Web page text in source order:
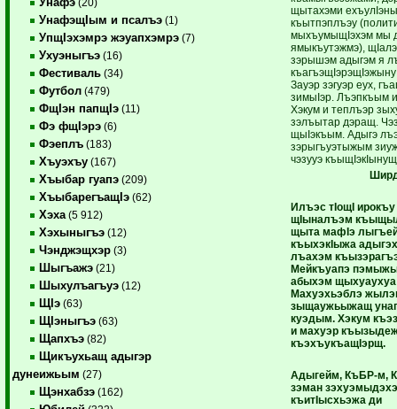
(20)
УнафэщIым и псалъэ (1)
УпщIэхэмрэ жэуапхэмрэ (7)
Ухуэныгъэ (16)
Фестиваль (34)
Футбол (479)
ФщIэн папщIэ (11)
Фэ фщIэрэ (6)
Фэеплъ (183)
Хъуэхъу (167)
Хъыбар гуапэ (209)
ХъыбарегъащIэ (62)
Хэха (5 912)
Хэхыныгъэ (12)
Чэнджэщхэр (3)
Шыгъажэ (21)
Шыхулъагъуэ (12)
ЩIэ (63)
ЩIэныгъэ (63)
Щапхъэ (82)
Щикъухьащ адыгэр
дунеижьым (27)
Щэнхабзэ (162)
щытахэми
къытпэплъэу
мыхъумыщIэхэм мы
ямыкъутэжмэ),
зэрышэм адыгэм я
Зауэр зэгуэр еух,
зимыIэр. Лъэпкъым
Хэкум и теплъэр
зэлъытар дэращ.
щыIэкъым. Адыгэ
зэрыгъуэтыжым
чэзууэ
Илъэс тIощI ирокъу
щIыналъэм
щыта мафIэ
къыхэкIыжа
лъахэм
Мейкъуапэ
абыхэм щыхуаухуа
Махуэхьэблэ
зыщаужьыжащ
куэдым. Хэкум
и махуэр
къэхъукъащIэрщ.
Адыгейм, КъБР-м,
зэман
къитIысхьэжа ди